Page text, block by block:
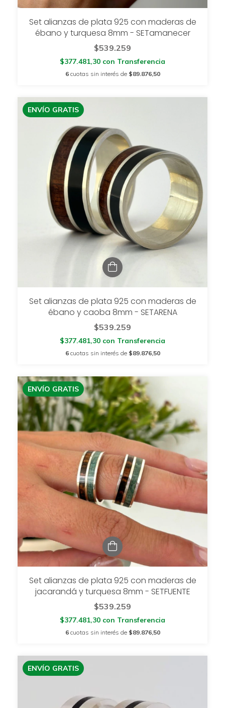
Set alianzas de plata 925 con maderas de
ébano y turquesa 8mm - SETamanecer
$539.259
$377.481,30 con Transferencia
6 cuotas sin interés de $89.876,50
ENVÍO GRATIS
Set alianzas de plata 925 con maderas de
ébano y caoba 8mm - SETARENA
$539.259
$377.481,30 con Transferencia
6 cuotas sin interés de $89.876,50
ENVÍO GRATIS
Set alianzas de plata 925 con maderas de
jacarandá y turquesa 8mm - SETFUENTE
$539.259
$377.481,30 con Transferencia
6 cuotas sin interés de $89.876,50
ENVÍO GRATIS